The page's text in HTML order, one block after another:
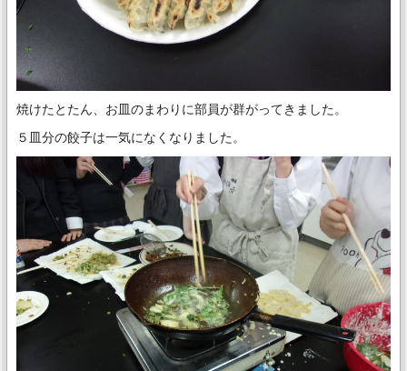
焼けたとたん、お皿のまわりに部員が群がってきました。
５皿分の餃子は一気になくなりました。